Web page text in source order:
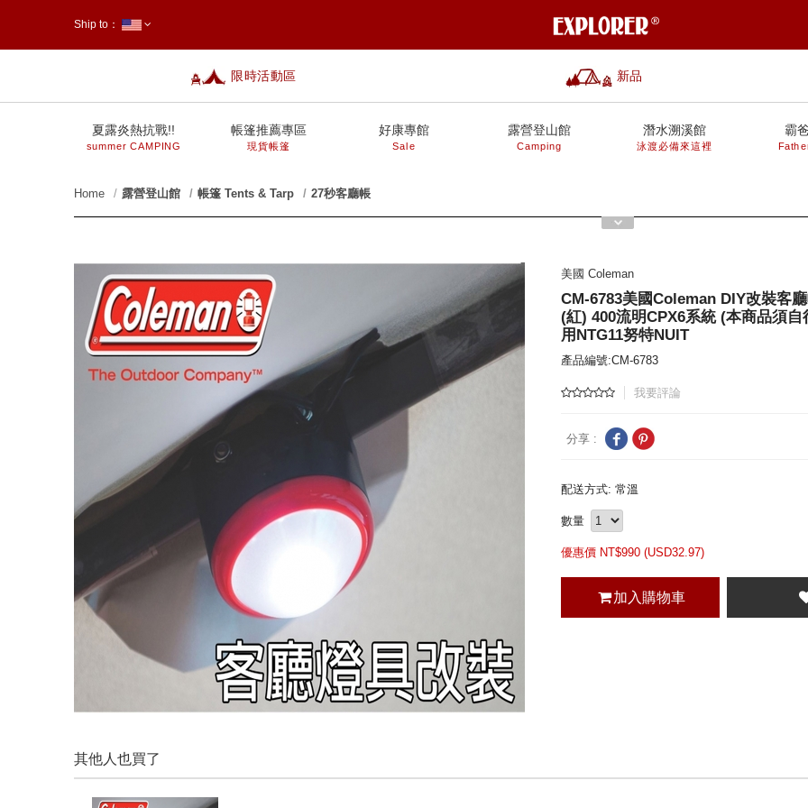
限時活動區 新品
Ship to：
夏露炎熱抗戰!!
summer CAMPING
帳篷推薦專區
現貨帳篷
好康專館
Sale
露營登山館
Camping
潛水溯溪館
泳渡必備來這裡
霸
Home 露營登山館 帳篷 Tents & Tarp 27秒客廳帳
prev
美國 Coleman
CM-6783美國Coleman DIY改裝客
(紅) 400流明CPX6系統 (本商品須自
用NTG11努特NUIT
產品編號:CM-6783
我要評論
分享 :
配送方式: 常溫
數量
優惠價 NT$990 (USD32.97)
加入購物車
其他人也買了